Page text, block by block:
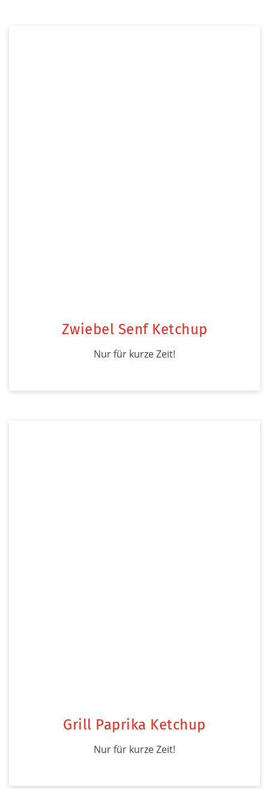
Zwiebel Senf Ketchup
Nur für kurze Zeit!
Grill Paprika Ketchup
Nur für kurze Zeit!